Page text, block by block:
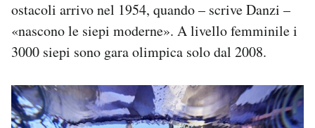
ostacoli arrivo nel 1954, quando – scrive Danzi –
«nascono le siepi moderne». A livello femminile i
3000 siepi sono gara olimpica solo dal 2008.